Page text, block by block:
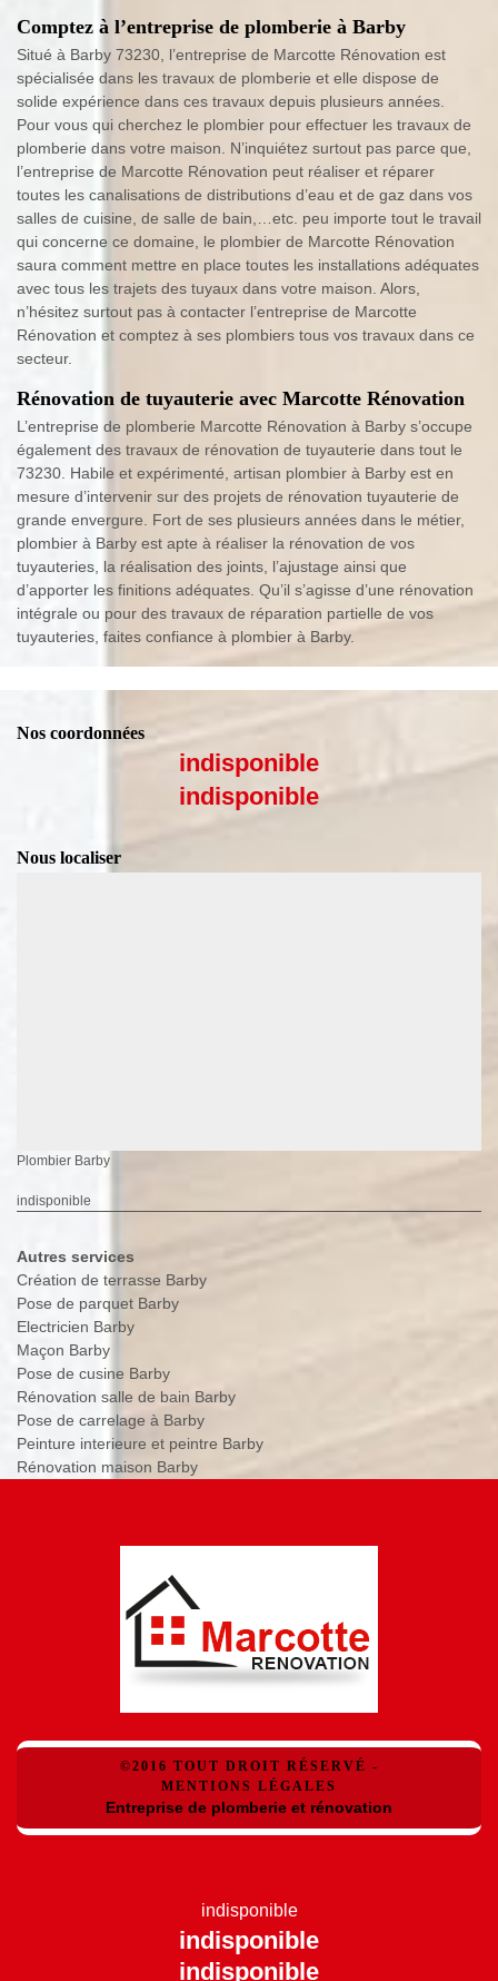
Comptez à l’entreprise de plomberie à Barby
Situé à Barby 73230, l’entreprise de Marcotte Rénovation est
spécialisée dans les travaux de plomberie et elle dispose de
solide expérience dans ces travaux depuis plusieurs années.
Pour vous qui cherchez le plombier pour effectuer les travaux de
plomberie dans votre maison. N’inquiétez surtout pas parce que,
l’entreprise de Marcotte Rénovation peut réaliser et réparer
toutes les canalisations de distributions d’eau et de gaz dans vos
salles de cuisine, de salle de bain,…etc. peu importe tout le travail
qui concerne ce domaine, le plombier de Marcotte Rénovation
saura comment mettre en place toutes les installations adéquates
avec tous les trajets des tuyaux dans votre maison. Alors,
n’hésitez surtout pas à contacter l’entreprise de Marcotte
Rénovation et comptez à ses plombiers tous vos travaux dans ce
secteur.
Rénovation de tuyauterie avec Marcotte Rénovation
L’entreprise de plomberie Marcotte Rénovation à Barby s’occupe
également des travaux de rénovation de tuyauterie dans tout le
73230. Habile et expérimenté, artisan plombier à Barby est en
mesure d’intervenir sur des projets de rénovation tuyauterie de
grande envergure. Fort de ses plusieurs années dans le métier,
plombier à Barby est apte à réaliser la rénovation de vos
tuyauteries, la réalisation des joints, l’ajustage ainsi que
d’apporter les finitions adéquates. Qu’il s’agisse d’une rénovation
intégrale ou pour des travaux de réparation partielle de vos
tuyauteries, faites confiance à plombier à Barby.
Nos coordonnées
indisponible
indisponible
Nous localiser
Plombier Barby
indisponible
Autres services
Création de terrasse Barby
Pose de parquet Barby
Electricien Barby
Maçon Barby
Pose de cusine Barby
Rénovation salle de bain Barby
Pose de carrelage à Barby
Peinture interieure et peintre Barby
Rénovation maison Barby
©2016 TOUT DROIT RÉSERVÉ -
MENTIONS LÉGALES
Entreprise de plomberie et rénovation
indisponible
indisponible
indisponible